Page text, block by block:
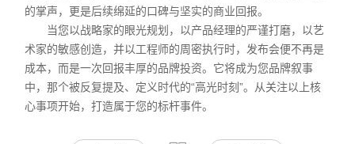
的掌声，更是后续绵延的口碑与坚实的商业回报。
当您以战略家的眼光规划，以产品经理的严谨打磨，以艺
术家的敏感创造，并以工程师的周密执行时，发布会便不再是
成本，而是一次回报丰厚的品牌投资。它将成为您品牌叙事
中，那个被反复提及、定义时代的“高光时刻”。从关注以上核
心事项开始，打造属于您的标杆事件。